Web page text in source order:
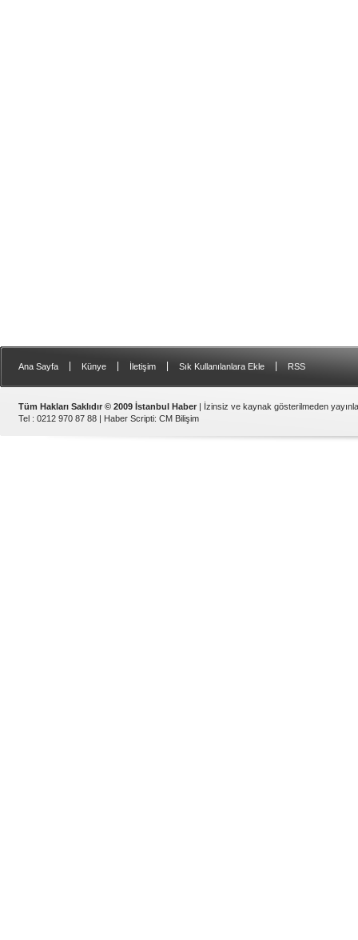
Ana Sayfa Künye İletişim Sık Kullanılanlara Ekle RSS
Tüm Hakları Saklıdır © 2009 İstanbul Haber | İzinsiz ve kaynak gösterilmeden
Tel : 0212 970 87 88 | Haber Scripti: CM Bilişim